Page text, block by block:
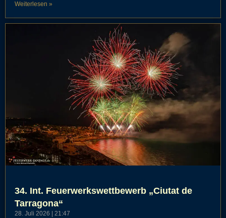
Weiterlesen »
34. Int. Feuerwerkswettbewerb „Ciutat de
Tarragona“
28. Juli 2026 21:47